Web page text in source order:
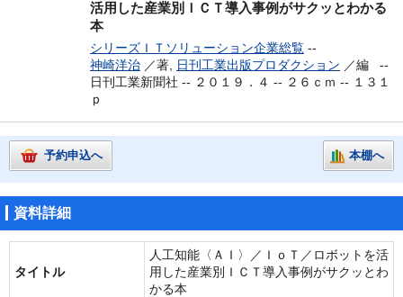
活用した産業別ＩＣＴ導入事例がサクッとわかる
本
シリーズＩＴソリューション企業総覧 --
神崎洋治 ／著, 日刊工業出版プロダクション ／編 --
日刊工業新聞社 -- ２０１９．４ -- ２６ｃｍ -- １３１
ｐ
予約申込へ 本棚へ
資料詳細
タイトル
人工知能〈ＡＩ〉／ＩｏＴ／ロボットを活
用した産業別ＩＣＴ導入事例がサクッとわ
かる本